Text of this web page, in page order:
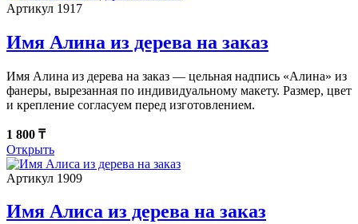
Артикул 1917
Имя Алина из дерева на заказ
Имя Алина из дерева на заказ — цельная надпись «Алина» из
фанеры, вырезанная по индивидуальному макету. Размер, цвет
и крепление согласуем перед изготовлением.
1 800 ₸
Открыть
Артикул 1909
Имя Алиса из дерева на заказ